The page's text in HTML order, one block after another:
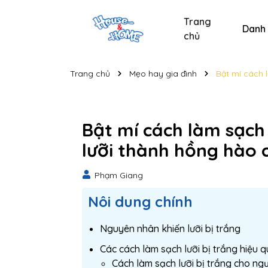
Trang
chủ
Trang chủ Mẹo hay gia đình Bật mí cách
Bật mí cách làm
lưỡi thành hồng hào
Phạm Giang
Nôi dung chính
Nguyên nhân khiến lưỡi bị trắng
Các cách làm sạch lưỡi bị trắng hiệu
Cách làm sạch lưỡi bị trắng cho